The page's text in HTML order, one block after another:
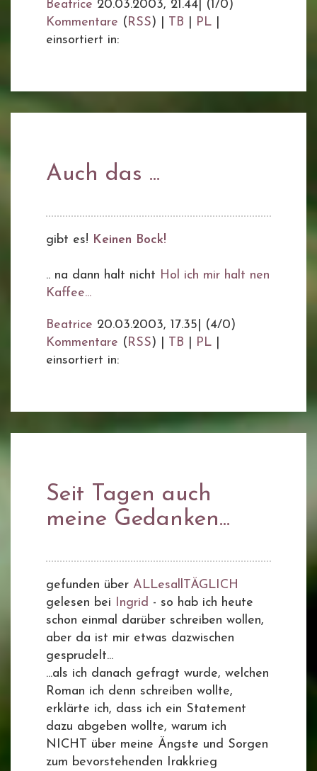
Beatrice 20.03.2003, 21.44
(1/0)
Kommentare (RSS) | TB PL
einsortiert in:
Auch das ...
gibt es! Keinen Bock!
.. na dann halt nicht Hol ich mir halt nen
Kaffee...
Beatrice 20.03.2003, 17.35
(4/0)
Kommentare (RSS) | TB PL
einsortiert in:
Seit Tagen auch
meine Gedanken...
gefunden über ALLesallTÄGLICH
gelesen bei Ingrid - so hab ich heute
schon einmal darüber schreiben wollen,
aber da ist mir etwas dazwischen
gesprudelt...
...als ich danach gefragt wurde, welchen
Roman ich denn schreiben wollte,
erklärte ich, dass ich ein Statement
dazu abgeben wollte, warum ich
NICHT über meine Ängste und Sorgen
zum bevorstehenden Irakkrieg